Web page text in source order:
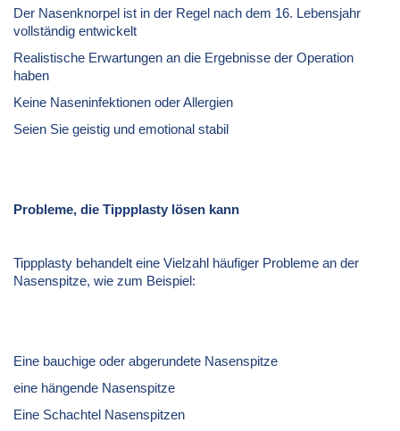
Der Nasenknorpel ist in der Regel nach dem 16. Lebensjahr
vollständig entwickelt
Realistische Erwartungen an die Ergebnisse der Operation
haben
Keine Naseninfektionen oder Allergien
Seien Sie geistig und emotional stabil
Probleme, die Tippplasty lösen kann
Tippplasty behandelt eine Vielzahl häufiger Probleme an der
Nasenspitze, wie zum Beispiel:
Eine bauchige oder abgerundete Nasenspitze
eine hängende Nasenspitze
Eine Schachtel Nasenspitzen